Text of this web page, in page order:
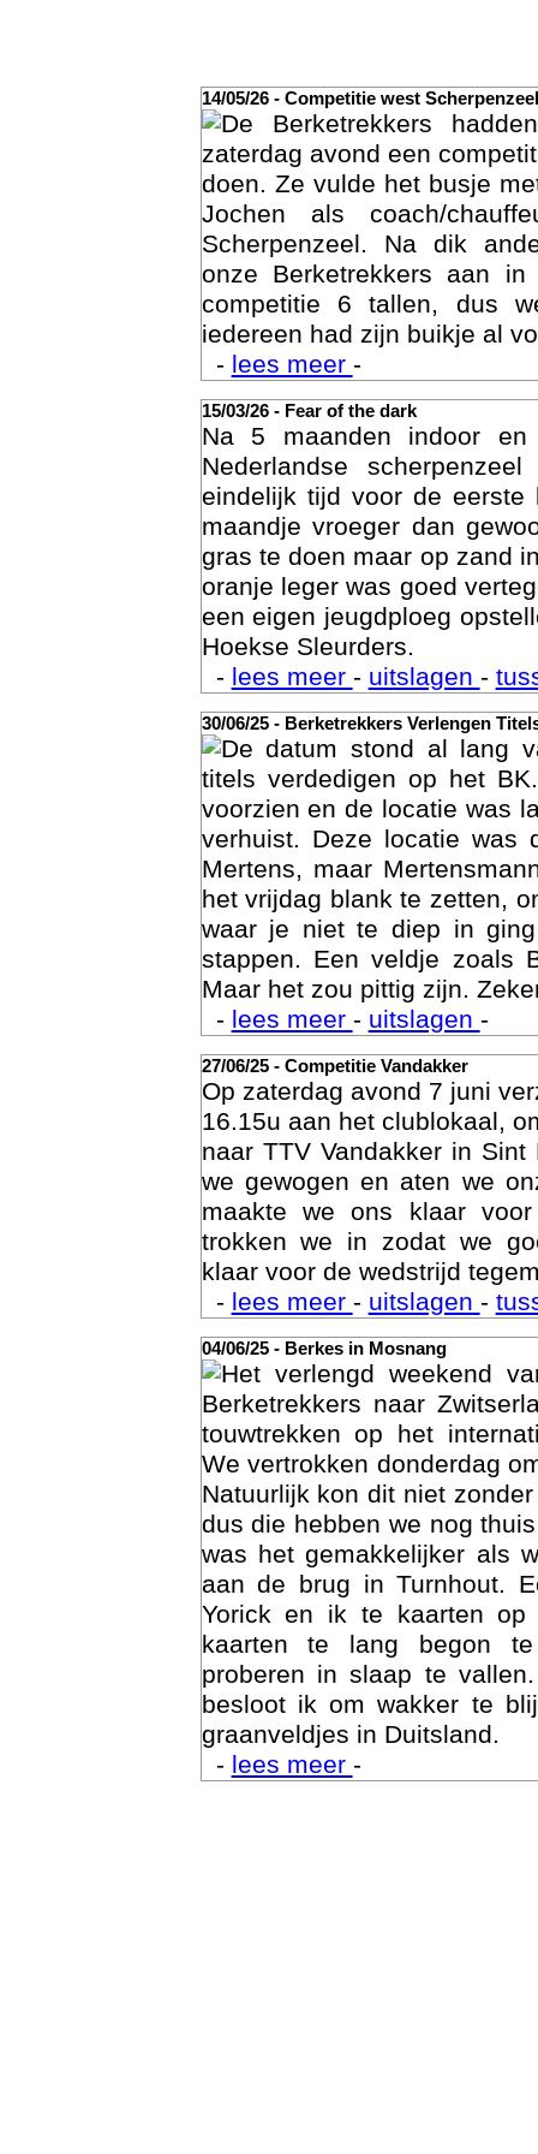
14/05/26 - Competitie west Scherpenzeel
De Berketrekkers
zaterdag avond een
doen. Ze vulde het busje
Jochen als coach/
Scherpenzeel. Na dik
onze Berketrekkers aan
competitie 6 tallen, dus
iedereen had zijn buikje al
- lees meer -
15/03/26 - Fear of the dark
Na 5 maanden indoor
Nederlandse
eindelijk tijd voor de eerste
maandje vroeger dan
gras te doen maar op zand
oranje leger was goed
een eigen jeugdploeg
Hoekse Sleurders.
- lees meer - uitslagen -
30/06/25 - Berketrekkers Verlengen
De datum stond al lang
titels verdedigen op het
voorzien en de locatie was
verhuist. Deze locatie was
Mertens, maar
het vrijdag blank te zetten,
waar je niet te diep in
stappen. Een veldje zoals
Maar het zou pittig zijn.
- lees meer - uitslagen -
27/06/25 - Competitie Vandakker
Op zaterdag avond 7 juni
16.15u aan het clublokaal,
naar TTV Vandakker in
we gewogen en aten we
maakte we ons klaar
trokken we in zodat we
klaar voor de wedstrijd
- lees meer - uitslagen -
04/06/25 - Berkes in Mosnang
Het verlengd weekend
Berketrekkers naar
touwtrekken op het
We vertrokken donderdag
Natuurlijk kon dit niet
dus die hebben we nog
was het gemakkelijker als
aan de brug in Turnhout.
Yorick en ik te kaarten op
kaarten te lang begon
proberen in slaap te
besloot ik om wakker te
graanveldjes in Duitsland.
- lees meer -